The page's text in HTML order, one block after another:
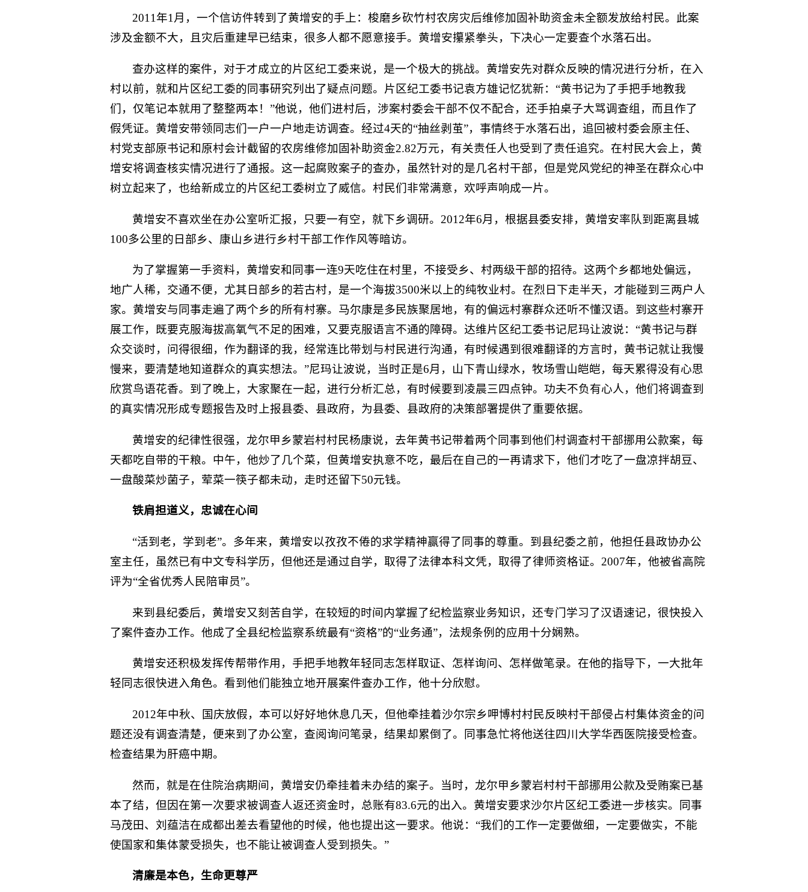
2011年1月，一个信访件转到了黄增安的手上：梭磨乡砍竹村农房灾后维修加固补助资金未全额发放给村民。此案
涉及金额不大，且灾后重建早已结束，很多人都不愿意接手。黄增安攥紧拳头，下决心一定要查个水落石出。
查办这样的案件，对于才成立的片区纪工委来说，是一个极大的挑战。黄增安先对群众反映的情况进行分析，在入
村以前，就和片区纪工委的同事研究列出了疑点问题。片区纪工委书记袁方雄记忆犹新：“黄书记为了手把手地教我
们，仅笔记本就用了整整两本！”他说，他们进村后，涉案村委会干部不仅不配合，还手拍桌子大骂调查组，而且作了
假凭证。黄增安带领同志们一户一户地走访调查。经过4天的“抽丝剥茧”，事情终于水落石出，追回被村委会原主任、
村党支部原书记和原村会计截留的农房维修加固补助资金2.82万元，有关责任人也受到了责任追究。在村民大会上，黄
增安将调查核实情况进行了通报。这一起腐败案子的查办，虽然针对的是几名村干部，但是党风党纪的神圣在群众心中
树立起来了，也给新成立的片区纪工委树立了威信。村民们非常满意，欢呼声响成一片。
黄增安不喜欢坐在办公室听汇报，只要一有空，就下乡调研。2012年6月，根据县委安排，黄增安率队到距离县城
100多公里的日部乡、康山乡进行乡村干部工作作风等暗访。
为了掌握第一手资料，黄增安和同事一连9天吃住在村里，不接受乡、村两级干部的招待。这两个乡都地处偏远，
地广人稀，交通不便，尤其日部乡的若古村，是一个海拔3500米以上的纯牧业村。在烈日下走半天，才能碰到三两户人
家。黄增安与同事走遍了两个乡的所有村寨。马尔康是多民族聚居地，有的偏远村寨群众还听不懂汉语。到这些村寨开
展工作，既要克服海拔高氧气不足的困难，又要克服语言不通的障碍。达维片区纪工委书记尼玛让波说：“黄书记与群
众交谈时，问得很细，作为翻译的我，经常连比带划与村民进行沟通，有时候遇到很难翻译的方言时，黄书记就让我慢
慢来，要清楚地知道群众的真实想法。”尼玛让波说，当时正是6月，山下青山绿水，牧场雪山皑皑，每天累得没有心思
欣赏鸟语花香。到了晚上，大家聚在一起，进行分析汇总，有时候要到凌晨三四点钟。功夫不负有心人，他们将调查到
的真实情况形成专题报告及时上报县委、县政府，为县委、县政府的决策部署提供了重要依据。
黄增安的纪律性很强，龙尔甲乡蒙岩村村民杨康说，去年黄书记带着两个同事到他们村调查村干部挪用公款案，每
天都吃自带的干粮。中午，他炒了几个菜，但黄增安执意不吃，最后在自己的一再请求下，他们才吃了一盘凉拌胡豆、
一盘酸菜炒菌子，荤菜一筷子都未动，走时还留下50元钱。
铁肩担道义，忠诚在心间
“活到老，学到老”。多年来，黄增安以孜孜不倦的求学精神赢得了同事的尊重。到县纪委之前，他担任县政协办公
室主任，虽然已有中文专科学历，但他还是通过自学，取得了法律本科文凭，取得了律师资格证。2007年，他被省高院
评为“全省优秀人民陪审员”。
来到县纪委后，黄增安又刻苦自学，在较短的时间内掌握了纪检监察业务知识，还专门学习了汉语速记，很快投入
了案件查办工作。他成了全县纪检监察系统最有“资格”的“业务通”，法规条例的应用十分娴熟。
黄增安还积极发挥传帮带作用，手把手地教年轻同志怎样取证、怎样询问、怎样做笔录。在他的指导下，一大批年
轻同志很快进入角色。看到他们能独立地开展案件查办工作，他十分欣慰。
2012年中秋、国庆放假，本可以好好地休息几天，但他牵挂着沙尔宗乡呷博村村民反映村干部侵占村集体资金的问
题还没有调查清楚，便来到了办公室，查阅询问笔录，结果却累倒了。同事急忙将他送往四川大学华西医院接受检查。
检查结果为肝癌中期。
然而，就是在住院治病期间，黄增安仍牵挂着未办结的案子。当时，龙尔甲乡蒙岩村村干部挪用公款及受贿案已基
本了结，但因在第一次要求被调查人返还资金时，总账有83.6元的出入。黄增安要求沙尔片区纪工委进一步核实。同事
马茂田、刘蕴洁在成都出差去看望他的时候，他也提出这一要求。他说：“我们的工作一定要做细，一定要做实，不能
使国家和集体蒙受损失，也不能让被调查人受到损失。”
清廉是本色，生命更尊严